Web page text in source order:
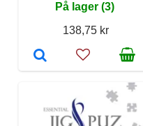
På lager (3)
138,75 kr